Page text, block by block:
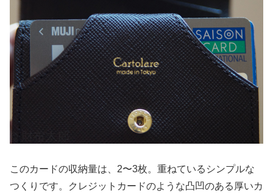
このカードの収納量は、2〜3枚。重ねているシンプルな
つくりです。クレジットカードのような凸凹のある厚いカ